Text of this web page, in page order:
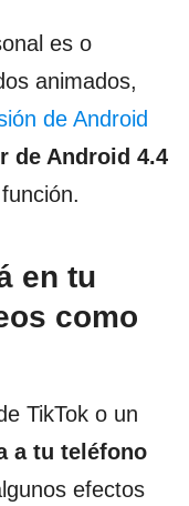
es o
animados,
de Android
de Android 4.4
en tu
como
TikTok o un
a tu teléfono
efectos